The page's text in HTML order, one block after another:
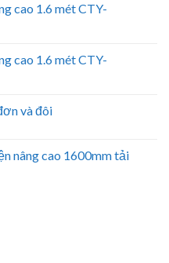
cao 1.6 mét CTY-
cao 1.6 mét CTY-
và đôi
nâng cao 1600mm tải